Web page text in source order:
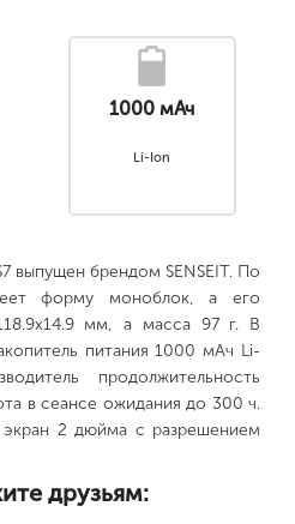
1000 мАч
Li-Ion
выпущен брендом SENSEIT. По
форму моноблок, а его
мм, а масса 97 г. В
питания 1000 мАч Li-
продолжительность
в сеансе ожидания до 300 ч.
экран 2 дюйма с разрешением
друзьям: